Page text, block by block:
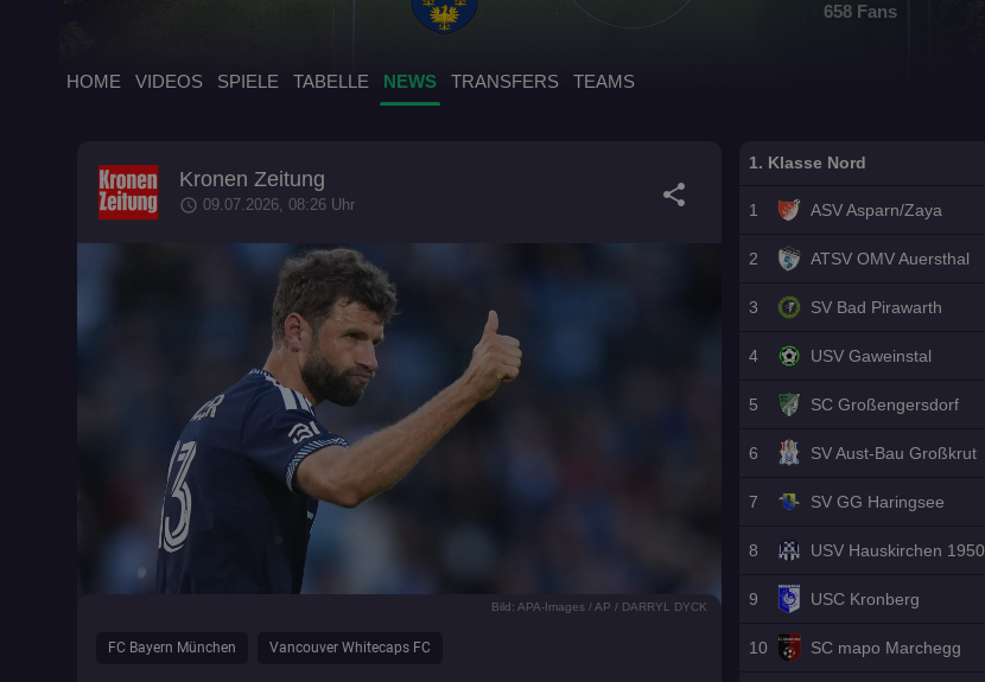
658 Fans
HOME VIDEOS SPIELE TABELLE NEWS TRANSFERS TEAMS
Kronen Zeitung
schedule 09.07.2026, 08:26 Uhr share
Bild: APA-Images / AP / DARRYL DYCK
FC Bayern München Vancouver Whitecaps FC
1. Klasse Nord
1 ASV Asparn/Zaya
2 ATSV OMV Auersthal
3 SV Bad Pirawarth
4 USV Gaweinstal
5 SC Großengersdorf
6 SV Aust-Bau Großkrut
7 SV GG Haringsee
8 USV Hauskirchen 1950
9 USC Kronberg
10 SC mapo Marchegg